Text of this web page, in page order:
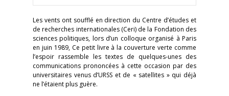
Les vents ont soufflé en direction du Centre d’études et
de recherches internationales (Ceri) de la Fondation des
sciences politiques, lors d’un colloque organisé à Paris
en juin 1989, Ce petit livre à la couverture verte comme
l’espoir rassemble les textes de quelques-unes des
communications prononcées à cette occasion par des
universitaires venus d’URSS et de « satellites » qui déjà
ne l’étaient plus guère.